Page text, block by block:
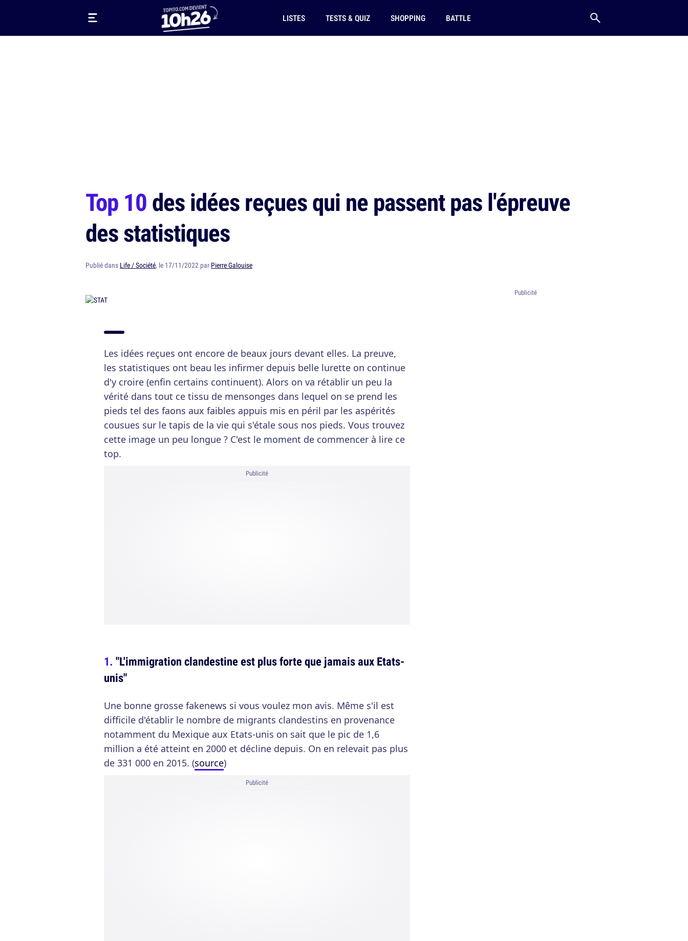
LISTES TESTS & QUIZ SHOPPING BATTLE
Top 10des idées reçues qui ne passent pas l'épreuve
des statistiques
Publié dans Life / Société, le 17/11/2022 par Pierre Galouise
Les idées reçues ont encore de beaux jours devant elles. La preuve,
les statistiques ont beau les infirmer depuis belle lurette on continue
d'y croire (enfin certains continuent). Alors on va rétablir un peu la
vérité dans tout ce tissu de mensonges dans lequel on se prend les
pieds tel des faons aux faibles appuis mis en péril par les aspérités
cousues sur le tapis de la vie qui s'étale sous nos pieds. Vous trouvez
cette image un peu longue ? C'est le moment de commencer à lire ce
top.
Publicité
"L'immigration clandestine est plus forte que jamais aux Etats-
unis"
Une bonne grosse fakenews si vous voulez mon avis. Même s'il est
difficile d'établir le nombre de migrants clandestins en provenance
notamment du Mexique aux Etats-unis on sait que le pic de 1,6
million a été atteint en 2000 et décline depuis. On en relevait pas plus
de 331 000 en 2015. (source)
Publicité